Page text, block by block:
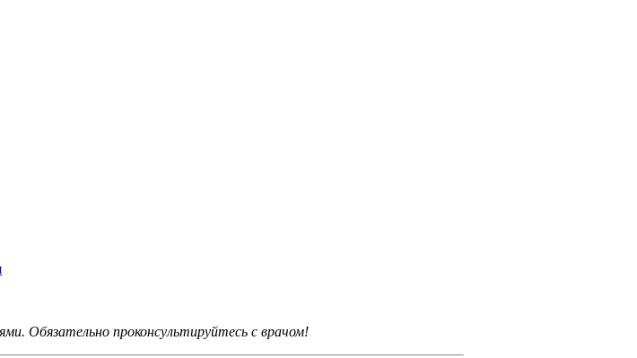
Обязательно проконсультируйтесь с врачом!